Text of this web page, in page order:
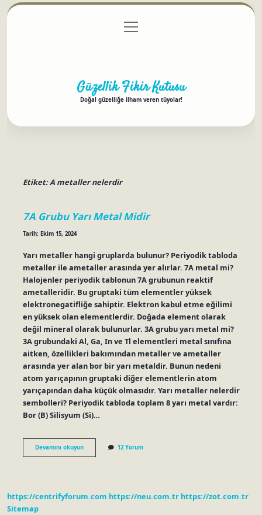
Gizlilik Politikası
menüyü
aç
Güzellik Fikir Kutusu
Doğal güzelliğe ilham veren tüyolar!
Etiket:A metaller nelerdir
7A Grubu Yarı Metal Midir
Tarih: Ekim 15, 2024
Yarı metaller hangi gruplarda bulunur? Periyodik tabloda
metaller ile ametaller arasında yer alırlar. 7A metal mi?
Halojenler periyodik tablonun 7A grubunun reaktif
ametalleridir. Bu gruptaki tüm elementler yüksek
elektronegatifliğe sahiptir. Elektron kabul etme eğilimi
en yüksek olan elementlerdir. Doğada element olarak
değil mineral olarak bulunurlar. 3A grubu yarı metal mi?
3A grubundaki Al, Ga, In ve Tl elementleri metal sınıfına
aitken, özellikleri bakımından metaller ve ametaller
arasında yer alan bor bir yarı metaldir. Bunun nedeni
atom yarıçapının gruptaki diğer elementlerin atom
yarıçapından daha küçük olmasıdır. Yarı metaller nelerdir
sembolleri? Periyodik tabloda toplam 8 yarı metal vardır:
Bor (B) Silisyum (Si)…
Devamını okuyun7A
Grubu
12 Yorum
https://centrifyforum.com https://neu.com.tr https://zot.com.tr
Sitemap